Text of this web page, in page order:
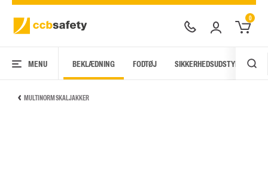
0
MENU BEKLÆDNING FODTØJ SIKKERHEDSUDSTYR
MULTINORM SKALJAKKER